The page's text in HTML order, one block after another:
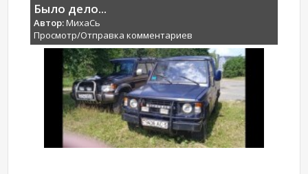
Было дело...
Автор:МихаCь
Просмотр/Отправка комментариев